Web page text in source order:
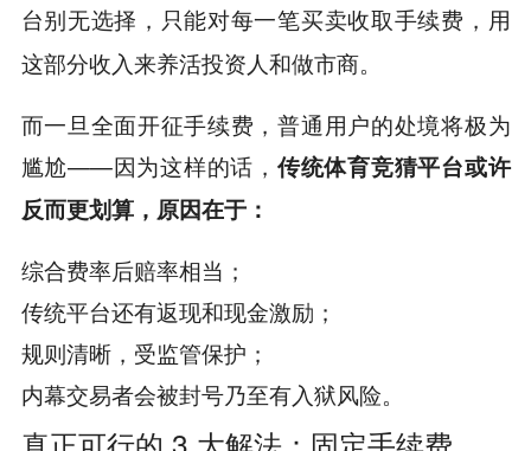
台别无选择，只能对每一笔买卖收取手续费，用
这部分收入来养活投资人和做市商。
而一旦全面开征手续费，普通用户的处境将极为
尴尬——因为这样的话， 传统体育竞猜平台或许
反而更划算，原因在于：
综合费率后赔率相当；
传统平台还有返现和现金激励；
规则清晰，受监管保护；
内幕交易者会被封号乃至有入狱风险。